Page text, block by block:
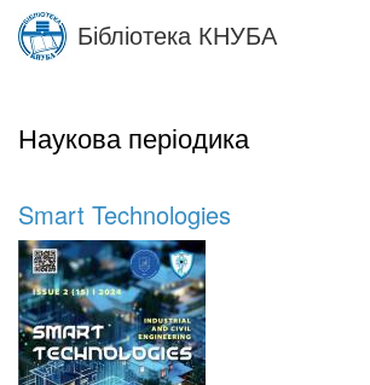
Skip
main
Бібліотека КНУБА
Наукова періодика
Smart Technologies